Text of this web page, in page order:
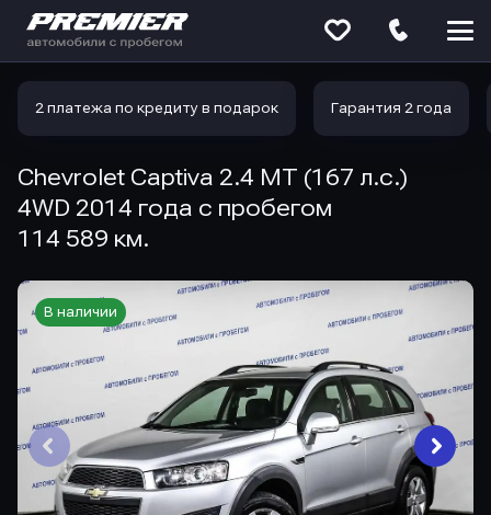
2 платежа по кредиту в подарок Гарантия 2 года
Chevrolet Captiva 2.4 MT (167 л.с.)
4WD 2014 года с пробегом
114 589 км.
В наличии